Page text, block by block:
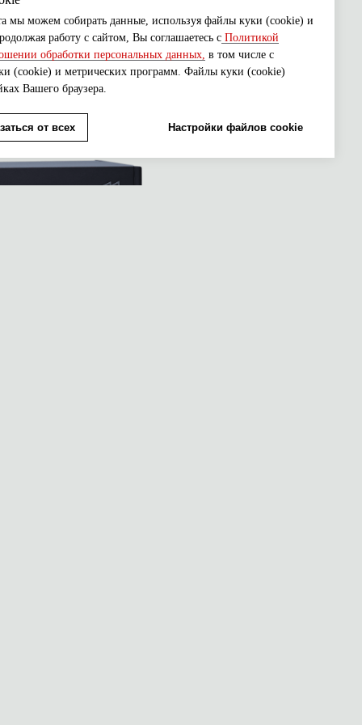
мы можем собирать данные, используя файлы куки (cookie) и
работу с сайтом, Вы соглашаетесь с Политикой
обработки персональных данных, в том числе с
(cookie) и метрических программ. Файлы куки (cookie)
Вашего браузера.
от всех Настройки файлов cookie